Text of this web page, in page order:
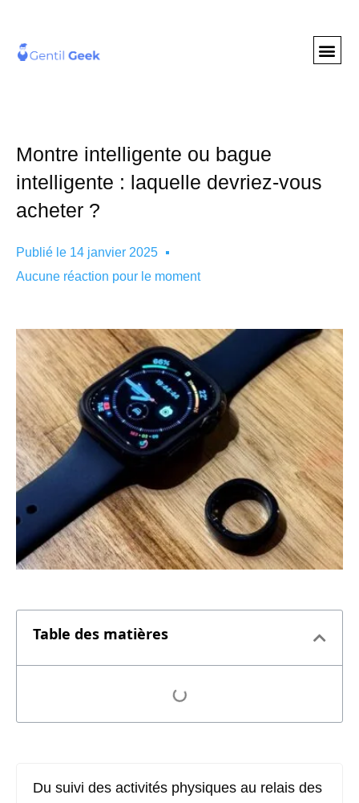
Montre intelligente ou bague
intelligente : laquelle devriez-vous
acheter ?
Publié le 14 janvier 2025
Aucune réaction pour le moment
Table des matières
Du suivi des activités physiques au relais des